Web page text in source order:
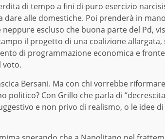
di tempo a fini di puro esercizio
dare alle domestiche. Poi prenderà in
escluso che buona parte del Pd,
il progetto di una coalizione
di programmazione economica e
voto.
Bersani. Ma con chi vorrebbe
politico? Con Grillo che parla di
e non privo di realismo, o le idee